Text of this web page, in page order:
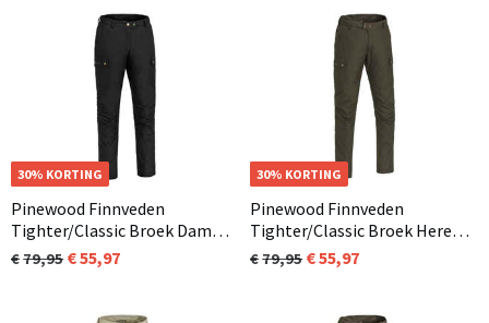
OP=OP
30% KORTING
Pinewood Finnveden
Tighter/Classic Broek Dames
Zwart (400)
79,95 55,97
OP=OP
30% KORTING
Pinewood Finnveden
Tighter/Classic Broek Heren
Mosgroen (135) Normaal en
ook in korte en extra lange
79,95 55,97